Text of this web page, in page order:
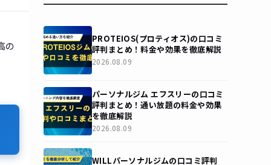
の
PROTEIOS(プロティオス)の口コミ
評判まとめ！料金や効果を徹底解説
2026.08.09
パーソナルジム エフスリーの口コミ
評判まとめ！通い放題の料金や効果
を徹底解説
2026.08.09
WILLパーソナルジムの口コミ評判